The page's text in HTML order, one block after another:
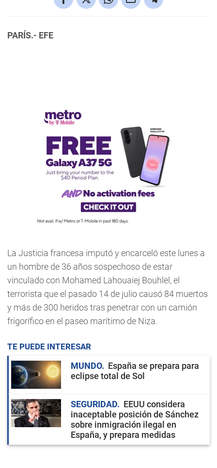
PARÍS.- EFE
La Justicia francesa imputó y encarceló este lunes a
un hombre de 36 años sospechoso de estar
vinculado con Mohamed Lahouaiej Bouhlel, el
terrorista que el pasado 14 de julio causó 84 muertos
y más de 300 heridos tras penetrar con un camión
frigorífico en el paseo marítimo de Niza.
TE PUEDE INTERESAR
MUNDO
España se prepara para
eclipse total de Sol
SEGURIDAD
EEUU considera
inaceptable posición de Sánchez
sobre inmigración ilegal en
España, y prepara medidas